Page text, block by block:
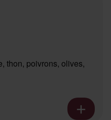
thon, poivrons, olives,